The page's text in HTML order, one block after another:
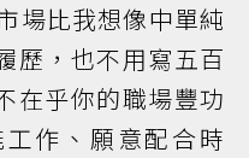
場比我想像中單純
歷，也不用寫五百
在乎你的職場豐功
作、願意配合時